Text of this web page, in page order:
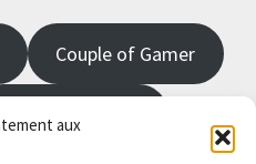
aux
Couple of Gamer
State of Gaming